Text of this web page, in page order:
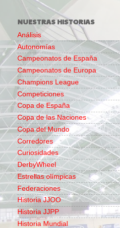
NUESTRAS HISTORIAS
Análisis
Autonomías
Campeonatos de España
Campeonatos de Europa
Champions League
Competiciones
Copa de España
Copa de las Naciones
Copa del Mundo
Corredores
Curiosidades
DerbyWheel
Estrellas olímpicas
Federaciones
Historia JJOO
Historia JJPP
Historia Mundial